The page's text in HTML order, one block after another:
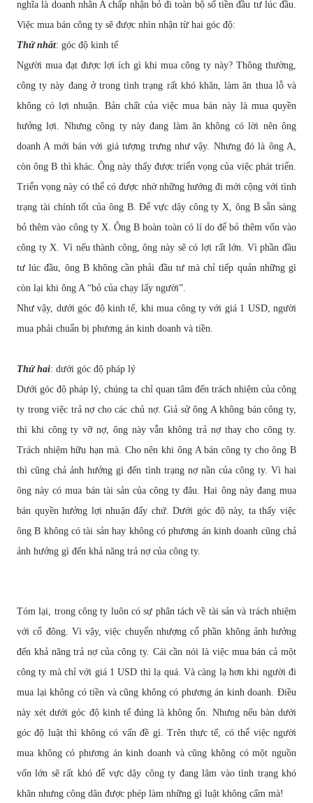
nghĩa là doanh nhân A chấp nhận bỏ đi toàn bộsốtiềnđầu tưlúc đầu.
Việc mua bán công ty sẽ được nhìn nhận từ hai góc độ:
Thứnhất: góc độ kinh tế
Người mua đạt được lợi ích gì khi mua công ty này? Thông thường,
công ty này đang ởtrong tình trạng rất khó khăn, làmăn thua lỗvà
không có lợi nhuận. Bản chất của việc mua bán này là mua quyền
hưởng lợi. Nhưng công ty nàyđang làmăn không có lời nên ông
doanh A mới bán với giá tượng trưng nhưvậy. Nhưng đó là ông A,
còn ông B thì khác. Ông này thấy được triển vọng của việc phát triển.
Triển vọng này có thể cóđược nhờnhững hướng đi mới cộng với tình
trạng tài chính tốt của ông B.Để vực dậy công ty X, ông B sẵn sàng
bỏ thêm vào công ty X. Ông B hoàn toàn có lí dođể bỏ thêm vốn vào
công ty X. Vì nếu thành công, ông này sẽcó lợi rất lớn. Vì phần đầu
tư lúcđầu, ông B không cần phải đầu tưmà chỉ tiếp quản những gì
còn lại khi ông A “bỏ của chạy lấy người”.
Như vậy, dưới góc độkinh tế, khi mua công ty với giá 1 USD, người
mua phải chuẩn bị phương án kinh doanh và tiền.
Thứhai: dưới góc độ pháp lý
Dưới gócđộ pháp lý, chúng ta chỉquan tâm đến trách nhiệm của công
ty trong việc trảnợcho các chủnợ. Giả sửông A không bán công ty,
thì khi công ty vỡnợ, ông này vẫn không trả nợthay cho công ty.
Trách nhiệm hữu hạn mà. Cho nên khi ông A bán công ty cho ông B
thì cũng chả ảnh hưởng gìđến tình trạng nợnần của công ty. Vì hai
ông này có mua bán tài sản của công tyđâu. Hai ông này đang mua
bán quyền hưởng lợi nhuậnđấy chứ. Dưới góc độnày, ta thấy việc
ông B không có tài sản hay không có phương án kinh doanh cũng chả
ảnh hưởng gì đến khả năng trả nợcủa công ty.
Tóm lại, trong công ty luôn có sự phân tách về tài sản và trách nhiệm
với cổ đông. Vì vậy, việc chuyển nhượng cổ phần không ảnh hưởng
đến khảnăng trả nợcủa công ty. Cái cần nói là việc mua bán cả một
công ty mà chỉ với giá 1 USD thì lạ quá. Và càng lạhơn khi ngườiđi
mua lại không có tiền và cũng không có phương án kinh doanh.Điều
này xét dưới góc độkinh tế đúng là khôngổn. Nhưng nếu bàn dưới
gócđộ luật thì không có vấnđề gì. Trên thực tế, có thể việc người
mua không có phương án kinh doanh và cũng không có một nguồn
vốn lớn sẽrất khóđể vực dậy công ty đang lâm vào tình trạng khó
khăn nhưng công dân được phép làm những gì luật không cấm mà!